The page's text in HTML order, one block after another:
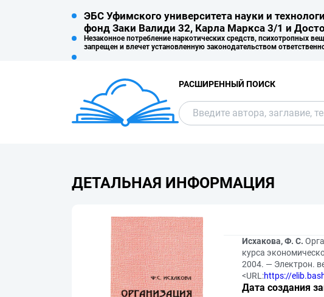
ЭБС Уфимского университета науки и
фонд Заки Валиди 32, Карла Маркса 3/1 и
Незаконное потребление наркотических средств, психотропных
запрещен и влечет установленную законодательством
РАСШИРЕННЫЙ ПОИСК
ДЕТАЛЬНАЯ ИНФОРМАЦИЯ
Исхакова, Ф. С.
курса
2004. — Электрон.
<URL:https://
Дата создания